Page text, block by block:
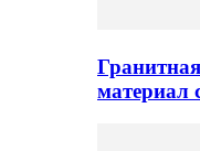
материал